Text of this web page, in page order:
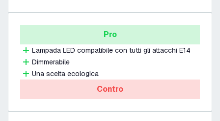
Pro
Lampada LED compatibile con tutti gli attacchi E14
Dimmerabile
Una scelta ecologica
Contro